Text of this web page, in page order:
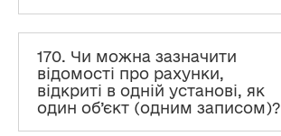
170. Чи можна зазначити
відомості про рахунки,
відкриті в одній установі, як
один об’єкт (одним записом)?